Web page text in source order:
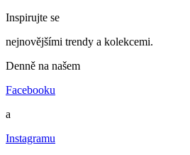
Inspirujte se
nejnovějšími trendy a kolekcemi.
Denně na našem
Facebooku
a
Instagramu